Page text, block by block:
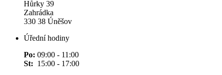
Hůrky 39
Zahrádka
330 38 Úněšov
Úřední hodiny
Po: 09:00 - 11:00
St: 15:00 - 17:00